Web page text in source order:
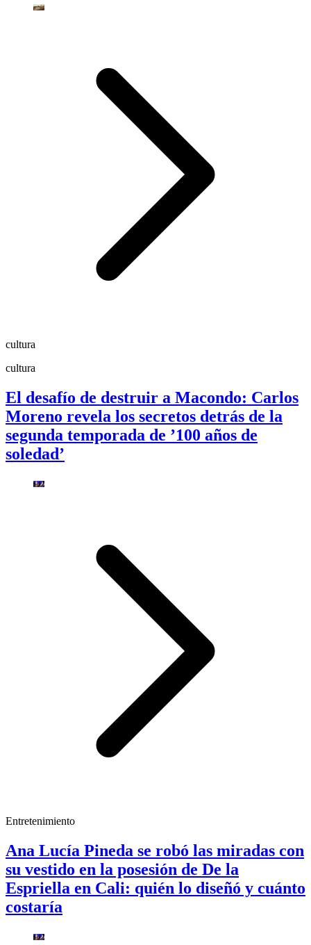
cultura
cultura
El desafío de destruir a Macondo: Carlos
Moreno revela los secretos detrás de la
segunda temporada de ’100 años de
soledad’
Entretenimiento
Ana Lucía Pineda se robó las miradas con
su vestido en la posesión de De la
Espriella en Cali: quién lo diseñó y cuánto
costaría